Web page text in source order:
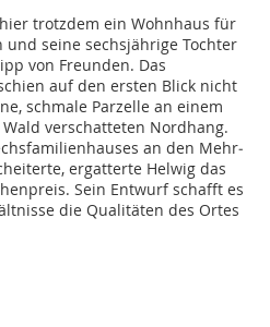
trotzdem ein Wohnhaus für
seine sechsjährige Tochter
von Freunden. Das
auf den ersten Blick nicht
schmale Parzelle an einem
verschatteten Nordhang.
an den Mehr­
ergatterte Helwig das
Sein Entwurf schafft es
die Qualitäten des Ortes